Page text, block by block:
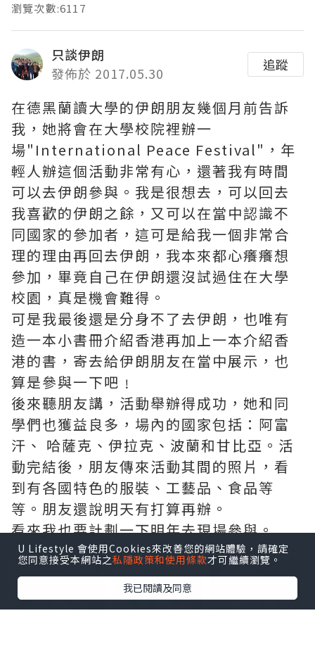
瀏覽次數:6117
只談伊朗
發佈於 2017.05.30
追蹤
在德黑蘭讀大學的伊朗朋友幾個月前告訴
我，她將會在大學校院裡辦一
場"International Peace Festival"，年
輕人辦這個活動非常有心，還著我有時間
可以去伊朗參與。我是很想去，可以回去
我喜歡的伊朗之餘，又可以在當中認識不
同國家的參加者，這可是給我一個非常合
理的理由再回去伊朗，我本來都心癢癢想
參加，畢竟自己在伊朗還沒試過住在大學
校園，真是機會難得。
可是我最後還是分身不了去伊朗，也唯有
造一本小書冊介紹香港再加上一本介紹香
港的書，寄去給伊朗朋友在當中展示，也
算是參與一下吧﹗
後來聽朋友講，活動舉辦得成功，她和同
學們也獲益良多，場內的國家包括：阿富
汗、 哈薩克、伊拉克、波蘭和甘比亞。活
動完結後，朋友傳來活動其間的照片，看
到有各國特色的服裝、工藝品、食品等
等。朋友還說明天有打算再辦。
看來我也要計劃一下明年去現場參與。
點擊圖片放大
+29
U Lifestyle 會使用Cookies來改善您的網站體驗，請確定
您同意接受本網站之私隱政策和使用條款才可繼續瀏覽。
我已閱讀及同意